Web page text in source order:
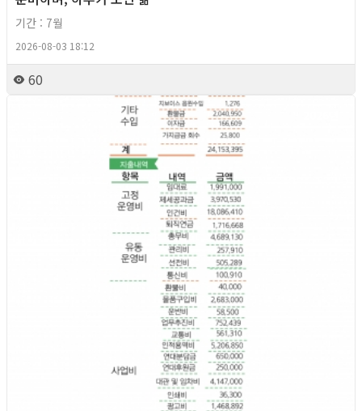
기간 : 7월
2026-08-03 18:12
60